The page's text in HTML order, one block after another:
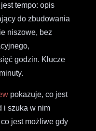
tempo: opis
do zbudowania
niszowe, bez
godzin. Klucze
pokazuje, co jest
i szuka w nim
jest możliwe gdy